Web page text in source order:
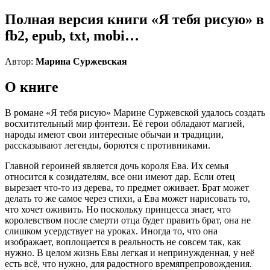
Полная версия книги «Я тебя рисую» в
fb2, epub, txt, mobi…
Автор: Марина Суржевская
О книге
В романе «Я тебя рисую» Марине Суржевской удалось создать
восхитительный мир фэнтези. Её герои обладают магией,
народы имеют свои интересные обычаи и традиции,
рассказывают легенды, борются с противниками.
Главной героиней является дочь короля Ева. Их семья
относится к созидателям, все они имеют дар. Если отец
вырезает что-то из дерева, то предмет оживает. Брат может
делать то же самое через стихи, а Ева может нарисовать то,
что хочет оживить. Но поскольку принцесса знает, что
королевством после смерти отца будет править брат, она не
слишком усердствует на уроках. Иногда то, что она
изображает, воплощается в реальность не совсем так, как
нужно. В целом жизнь Евы легкая и непринужденная, у неё
есть всё, что нужно, для радостного времяпрепровождения.